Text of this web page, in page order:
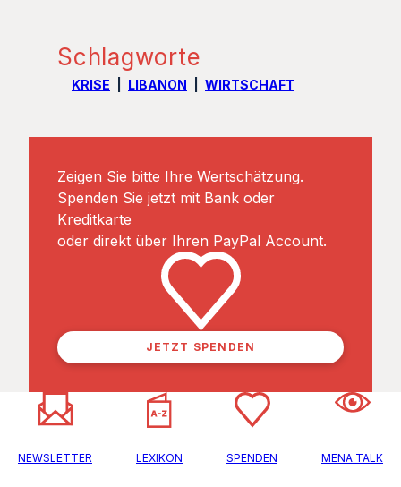
Schlagworte
KRISE LIBANON WIRTSCHAFT
Zeigen Sie bitte Ihre Wertschätzung.
Spenden Sie jetzt mit Bank oder
Kreditkarte
oder direkt über Ihren PayPal Account.
JETZT SPENDEN
NEWSLETTER LEXIKON SPENDEN MENA TALK